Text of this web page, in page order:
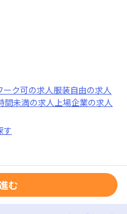
ーク可の求人服装自由の求人
間未満の求人上場企業の求人
す
む